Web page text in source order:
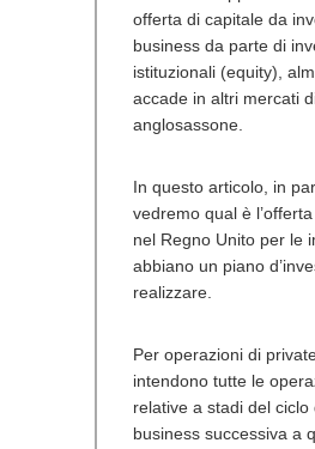
offerta di capitale da
business da parte di
istituzionali (equity),
accade in altri mercati
anglosassone.
In questo articolo, in
vedremo qual è
nel Regno Unito per le
abbiano un piano
realizzare.
Per operazioni di
intendono tutte le
relative a stadi del ciclo
business successiva a